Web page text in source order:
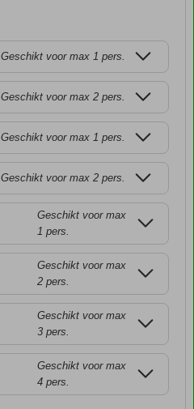
Geschikt voor max 1 pers.
Geschikt voor max 2 pers.
Geschikt voor max 1 pers.
Geschikt voor max 2 pers.
Geschikt voor max
1 pers.
Geschikt voor max
2 pers.
Geschikt voor max
3 pers.
Geschikt voor max
4 pers.